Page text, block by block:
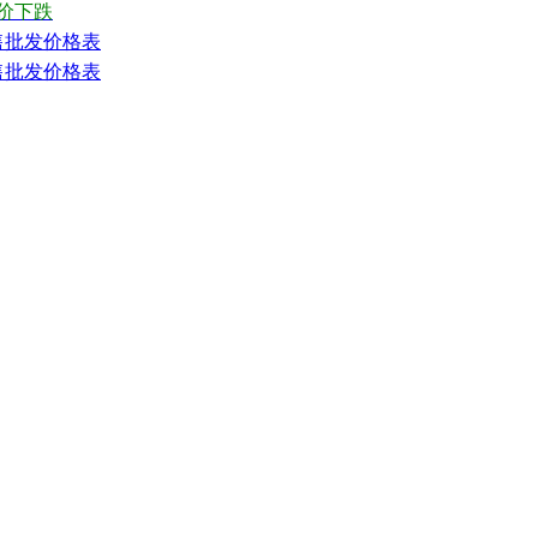
下跌
批发价格表
批发价格表